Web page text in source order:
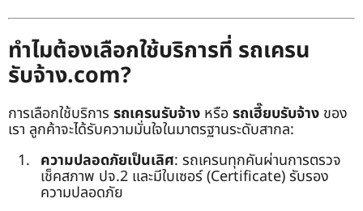
ทำไมต้องเลือกใช้บริการที่ รถเครน
รับจ้าง.com?
การเลือกใช้บริการ รถเครนรับจ้าง หรือรถเฮี๊ยบรับจ้าง ของ
เรา ลูกค้าจะได้รับความมั่นใจในมาตรฐานระดับสากล:
ความปลอดภัยเป็นเลิศ: รถเครนทุกคันผ่านการตรวจ
เช็คสภาพ ปจ.2 และมีใบเซอร์ (Certificate) รับรอง
ความปลอดภัย